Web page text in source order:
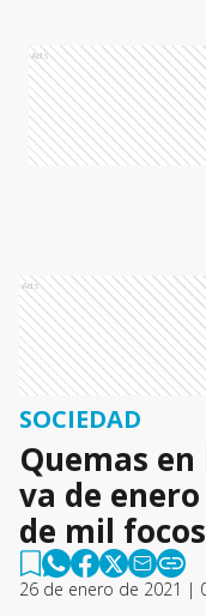
Ads
Ads
SOCIEDAD
Quemas
va de
de mil
26 de enero de 2021 |